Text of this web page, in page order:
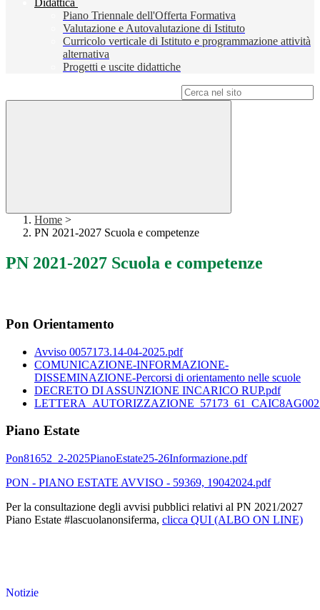
Didattica
Piano Triennale dell'Offerta Formativa
Valutazione e Autovalutazione di Istituto
Curricolo verticale di Istituto e programmazione attività
alternativa
Progetti e uscite didattiche
Home >
PN 2021-2027 Scuola e competenze
PN 2021-2027 Scuola e competenze
Pon Orientamento
Avviso 0057173.14-04-2025.pdf
COMUNICAZIONE-INFORMAZIONE-
DISSEMINAZIONE-Percorsi di orientamento nelle scuole
DECRETO DI ASSUNZIONE INCARICO RUP.pdf
Piano Estate
Pon81652_2-2025PianoEstate25-26Informazione.pdf
PON - PIANO ESTATE AVVISO - 59369, 19042024.pdf
Per la consultazione degli avvisi pubblici relativi al PN 2021/2027
Piano Estate #lascuolanonsiferma, clicca QUI (ALBO ON LINE)
Notizie